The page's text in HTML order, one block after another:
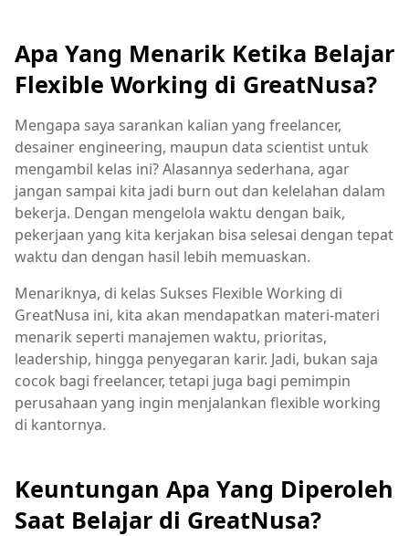
Apa Yang Menarik Ketika Belajar
Flexible Working di GreatNusa?
Mengapa saya sarankan kalian yang freelancer,
desainer engineering, maupun data scientist untuk
mengambil kelas ini? Alasannya sederhana, agar
jangan sampai kita jadi burn out dan kelelahan dalam
bekerja. Dengan mengelola waktu dengan baik,
pekerjaan yang kita kerjakan bisa selesai dengan tepat
waktu dan dengan hasil lebih memuaskan.
Menariknya, di kelas Sukses Flexible Working di
GreatNusa ini, kita akan mendapatkan materi-materi
menarik seperti manajemen waktu, prioritas,
leadership, hingga penyegaran karir. Jadi, bukan saja
cocok bagi freelancer, tetapi juga bagi pemimpin
perusahaan yang ingin menjalankan flexible working
di kantornya.
Keuntungan Apa Yang Diperoleh
Saat Belajar di GreatNusa?